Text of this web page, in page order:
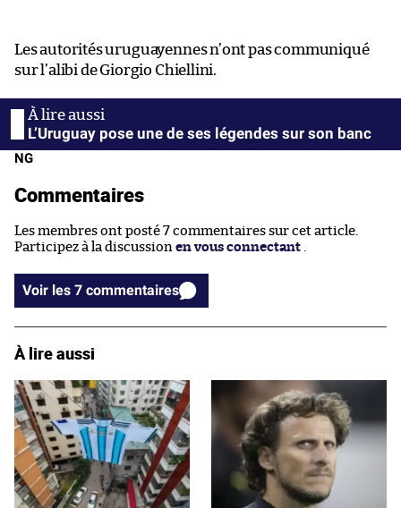
Les autorités uruguayennes n’ont pas communiqué
sur l’alibi de Giorgio Chiellini.
L’Uruguay pose une de ses légendes sur son banc
NG
Commentaires
Les membres ont posté 7 commentaires sur cet article.
Participez à la discussion en vous connectant
Voir les 7 commentaires
À lire aussi